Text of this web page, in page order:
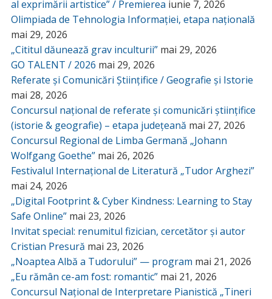
al exprimării artistice” / Premierea iunie 7, 2026
Olimpiada de Tehnologia Informației, etapa națională
mai 29, 2026
„Cititul dăunează grav inculturii” mai 29, 2026
GO TALENT / 2026 mai 29, 2026
Referate și Comunicări Științifice / Geografie și Istorie
mai 28, 2026
Concursul național de referate și comunicări științifice
(istorie & geografie) – etapa județeană mai 27, 2026
Concursul Regional de Limba Germană „Johann
Wolfgang Goethe” mai 26, 2026
Festivalul Internațional de Literatură „Tudor Arghezi”
mai 24, 2026
„Digital Footprint & Cyber Kindness: Learning to Stay
Safe Online” mai 23, 2026
Invitat special: renumitul fizician, cercetător și autor
Cristian Presură mai 23, 2026
„Noaptea Albă a Tudorului” — program mai 21, 2026
„Eu rămân ce-am fost: romantic” mai 21, 2026
Concursul Național de Interpretare Pianistică „Tineri